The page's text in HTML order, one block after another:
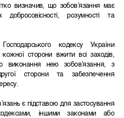
визначив, що зобов’язання має
добросовісності, розумності та
кодексу України
сторони вжити всі заходів,
виконання нею зобов’язання, з
сторони та забезпечення
є підставою для застосування
іншими законами або